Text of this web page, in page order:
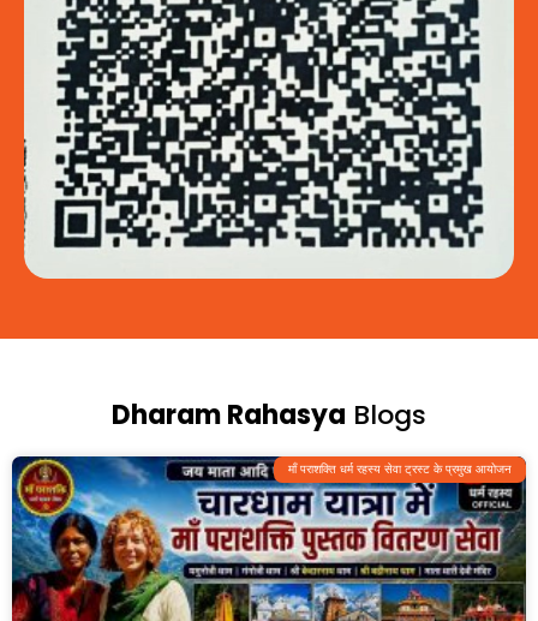
Dharam Rahasya Blogs
माँ पराशक्ति धर्म रहस्य सेवा ट्रस्ट के प्रमुख आयोजन